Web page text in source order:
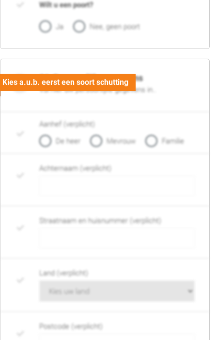
Wilt u een poort?
Ja Nee, geen poort
06. Persoonlijke gegevens
Vul hier uw persoonlijke gegevens in..
Aanhef (verplicht)
De heer
Mevrouw Familie
Achternaam (verplicht)
Straatnaam en huisnummer (verplicht)
Land (verplicht)
Postcode (verplicht)